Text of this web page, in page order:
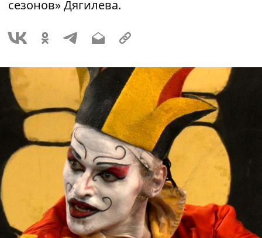
сезонов» Дягилева.